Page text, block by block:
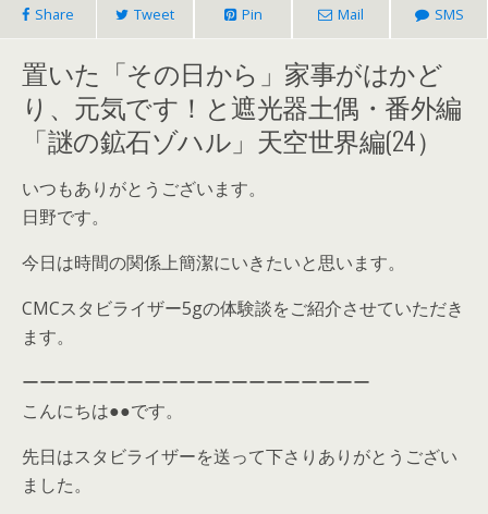
Share Tweet Pin Mail SMS
置いた「その日から」家事がはかど
り、元気です！と遮光器土偶・番外編
「謎の鉱石ゾハル」天空世界編(24）
いつもありがとうございます。
日野です。
今日は時間の関係上簡潔にいきたいと思います。
CMCスタビライザー5gの体験談をご紹介させていただき
ます。
ーーーーーーーーーーーーーーーーーーーー
こんにちは●●です。
先日はスタビライザーを送って下さりありがとうござい
ました。